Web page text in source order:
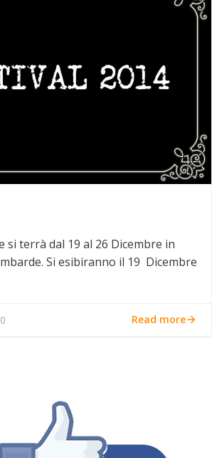
si terrà dal 19 al 26 Dicembre in
Si esibiranno il 19 Dicembre
Read more